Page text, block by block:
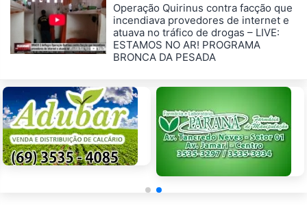
Operação Quirinus contra facção que
incendiava provedores de internet e
atuava no tráfico de drogas – LIVE:
ESTAMOS NO AR! PROGRAMA
BRONCA DA PESADA